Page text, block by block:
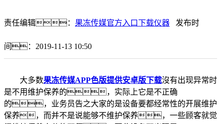
责任编辑： 果冻传媒官方入口下载仪器 发布时
间：2019-11-13 10:50
大多数果冻传媒APP色版提供安卓版下载沒有出现异常时
是不用维护保养的，实际上它是不正确
的，业务员告之大家的是设备要都经常性的开展维护
保养，而并不是说能够不维护保养，一些顾客就觉